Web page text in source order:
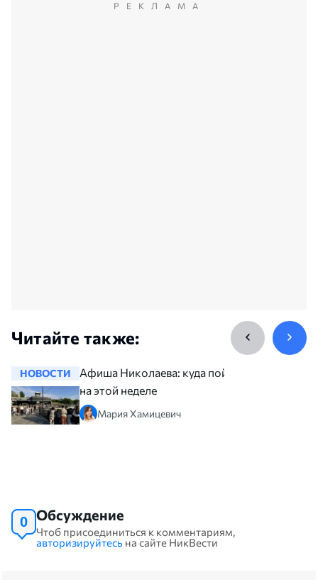
РЕКЛАМА
Читайте также:
НОВОСТИ
Афиша Николаева: куда пойти
на этой неделе
Мария Хамицевич
0 Обсуждение
Чтоб присоединиться к комментариям,
авторизируйтесь на сайте НикВести